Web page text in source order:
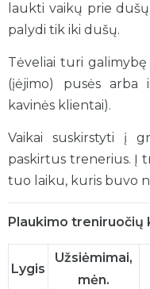
laukti vaikų prie
palydi tik iki dušų.
Tėveliai turi
(įėjimo) pusės arba
kavinės klientai).
Vaikai suskirstyti į
paskirtus trenerius. Į
tuo laiku, kuris buvo
Plaukimo treniruočių
Lygis
Užsiėmimai,
mėn.